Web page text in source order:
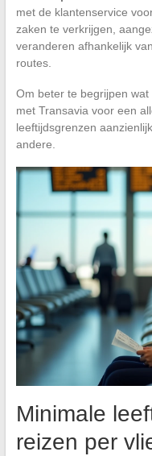
met de klantenservice
zaken te verkrijgen,
veranderen afhankelijk
routes.
Om beter te begrijpen
met Transavia voor een
leeftijdsgrenzen
andere.
Minimale
reizen per